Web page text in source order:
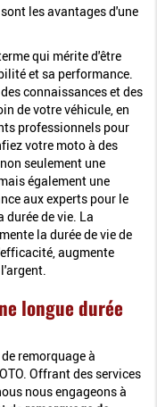
les avantages d'une
qui mérite d'être
et sa performance.
connaissances et des
de votre véhicule, en
professionnels pour
votre moto à des
seulement une
également une
aux experts pour le
durée de vie. La
la durée de vie de
augmente
longue durée
remorquage à
Offrant des services
nous engageons à